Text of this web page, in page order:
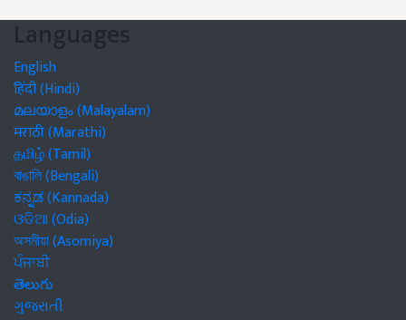
Languages
English
हिंदी (Hindi)
മലയാളം (Malayalam)
मराठी (Marathi)
தமிழ் (Tamil)
বাঙালি (Bengali)
ಕನ್ನಡ (Kannada)
ଓଡିଆ (Odia)
অসমীয়া (Asomiya)
ਪੰਜਾਬੀ
తెలుగు
ગુજરાતી